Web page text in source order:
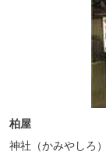
柏屋
神社（かみやしろ